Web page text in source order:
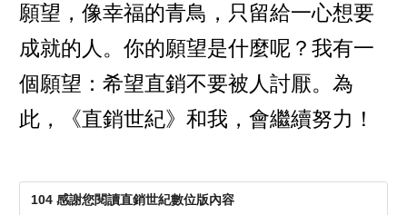
願望，像幸福的青鳥，只留給一心想要
成就的人。你的願望是什麼呢？我有一
個願望：希望直銷不要被人討厭。為
此，《直銷世紀》和我，會繼續努力！
104 感謝您閱讀直銷世紀數位版內容